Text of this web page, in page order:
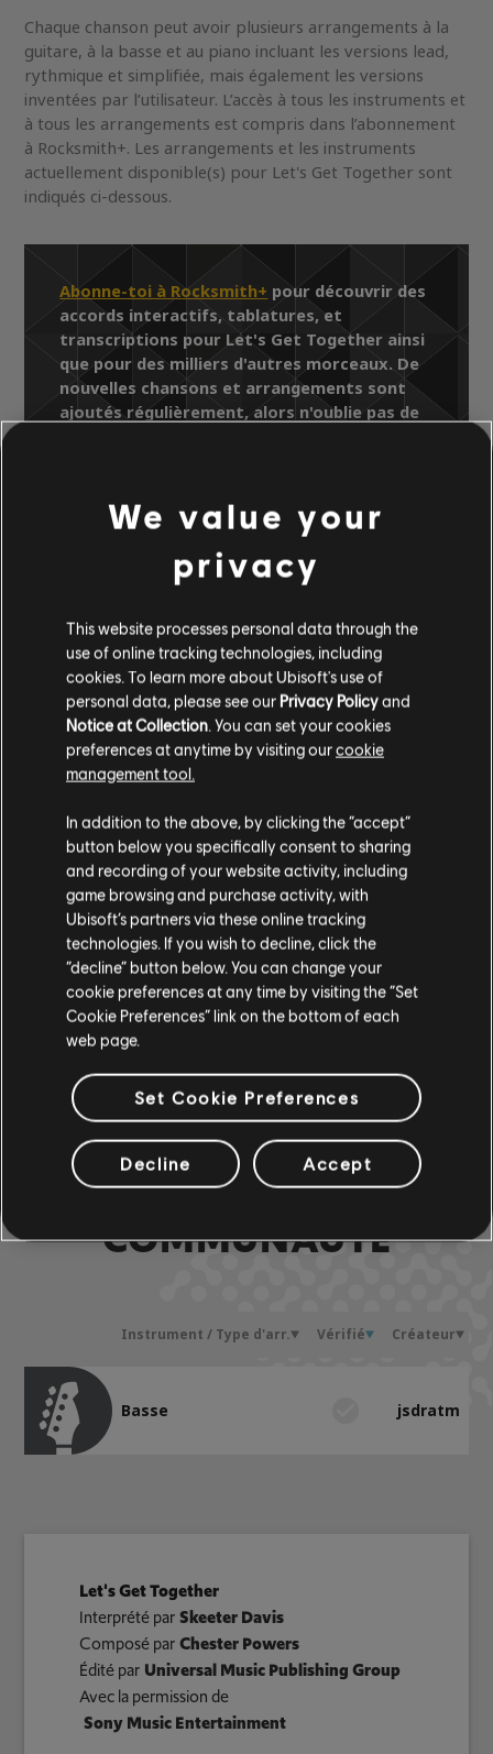
Chaque chanson peut avoir plusieurs arrangements à la
guitare, à la basse et au piano incluant les versions lead,
rythmique et simplifiée, mais également les versions
inventées par l’utilisateur. L’accès à tous les instruments et
à tous les arrangements est compris dans l’abonnement
à Rocksmith+. Les arrangements et les instruments
actuellement disponible(s) pour Let's Get Together sont
indiqués ci-dessous.
Abonne-toi à Rocksmith+ pour découvrir des
accords interactifs, tablatures, et
transcriptions pour Let's Get Together ainsi
que pour des milliers d'autres morceaux. De
nouvelles chansons et arrangements sont
ajoutés régulièrement, alors n'oublie pas de
Bibliothèque de chansons
A Place in the Country
Let's Get Together
ARRANGEMENTS
VÉRIFIÉS
Instrument / Type d'arr. Vérifié Créateur
Arrangement accords
Accords basse
ARRANGEMENTS DE LA
COMMUNAUTÉ
Instrument / Type d'arr. Vérifié Créateur
Basse jsdratm
Let's Get Together
Interprété parSkeeter Davis
Composé parChester Powers
Édité par Universal Music Publishing Group
Avec la permission de
Sony Music Entertainment
We value your
privacy
This website processes personal data through the
use of online tracking technologies, including
cookies. To learn more about Ubisoft's use of
personal data, please see our Privacy Policyand
Notice at Collection. You can set your cookies
preferences at anytime by visiting ourcookie
management tool.
In addition to the above, by clicking the “accept”
button below you specifically consent to sharing
and recording of your website activity, including
game browsing and purchase activity, with
Ubisoft’s partners via these online tracking
technologies. If you wish to decline, click the
“decline” button below. You can change your
cookie preferences at any time by visiting the “Set
Cookie Preferences” link on the bottom of each
web page.
Set Cookie Preferences
Decline Accept